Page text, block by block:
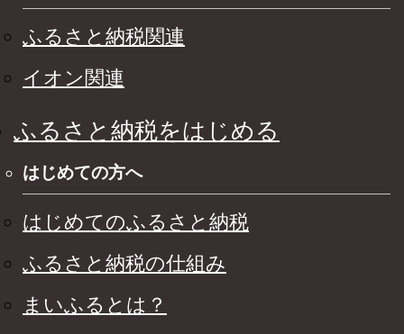
ふるさと納税関連
イオン関連
ふるさと納税をはじめる
はじめての方へ
はじめてのふるさと納税
ふるさと納税の仕組み
まいふるとは？